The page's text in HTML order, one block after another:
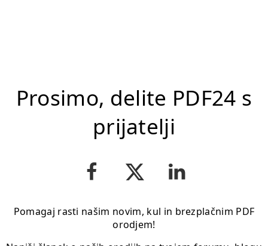
Prosimo, delite PDF24 s
prijatelji
Pomagaj rasti našim novim, kul in brezplačnim PDF
orodjem!